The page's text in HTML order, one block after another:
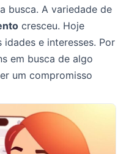
busca. A variedade de
cresceu. Hoje
e interesses. Por
em busca de algo
um compromisso